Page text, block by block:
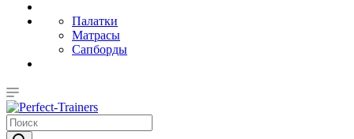
Палатки
Матрасы
Сапборды